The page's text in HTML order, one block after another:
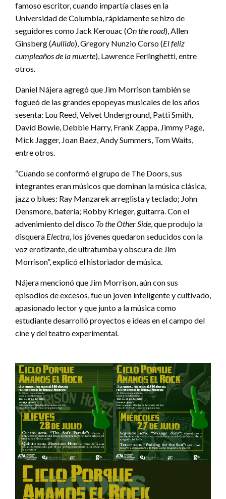
famoso escritor, cuando impartía clases en la
Universidad de Columbia, rápidamente se hizo de
seguidores como Jack Kerouac (On the road), Allen
Ginsberg (Aullido), Gregory Nunzio Corso (El feliz
cumpleaños de la muerte), Lawrence Ferlinghetti, entre
otros.
Daniel Nájera agregó que Jim Morrison también se
fogueó de las grandes epopeyas musicales de los años
sesenta: Lou Reed, Velvet Underground, Patti Smith,
David Bowie, Debbie Harry, Frank Zappa, Jimmy Page,
Mick Jagger, Joan Baez, Andy Summers, Tom Waits,
entre otros.
“Cuando se conformó el grupo de The Doors, sus
integrantes eran músicos que dominan la música clásica,
jazz o blues: Ray Manzarek arreglista y teclado; John
Densmore, batería; Robby Krieger, guitarra. Con el
advenimiento del disco To the Other Side, que produjo la
disquera Electra, los jóvenes quedaron seducidos con la
voz erotizante, de ultratumba y obscura de Jim
Morrison”, explicó el historiador de música.
Nájera mencionó que Jim Morrison, aún con sus
episodios de excesos, fue un joven inteligente y cultivado,
apasionado lector y que junto a la música como
estudiante desarrolló proyectos e ideas en el campo del
cine y del teatro experimental.